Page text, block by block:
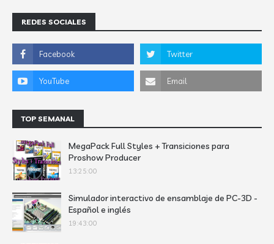
REDES SOCIALES
TOP SEMANAL
MegaPack Full Styles + Transiciones para
Proshow Producer
13:25:00
Simulador interactivo de ensamblaje de PC-3D -
Español e inglés
19:43:00